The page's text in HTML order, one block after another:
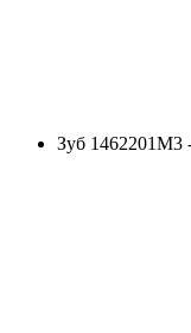
Зуб 1462201М3